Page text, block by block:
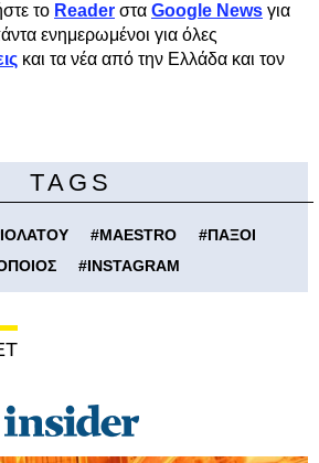
το Reader στα Google News για
ενημερωμένοι για όλες
και τα νέα από την Ελλάδα και τον
TAGS
#MAESTRO #ΠΑΞΟΙ
#INSTAGRAM